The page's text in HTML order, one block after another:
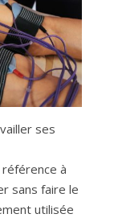
ses
à
sans faire le
utilisée